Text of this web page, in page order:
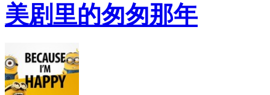
美剧里的匆匆那年